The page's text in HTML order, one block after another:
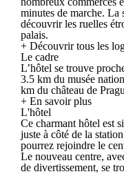
minutes de marche. La
découvrir les ruelles
palais.
+ Découvrir tous les
Le cadre
L’hôtel se trouve
3.5 km du musée
km du château de
+ En savoir plus
L'hôtel
Ce charmant hôtel est
juste à côté de la
pourrez rejoindre le
Le nouveau centre,
de divertissement, se